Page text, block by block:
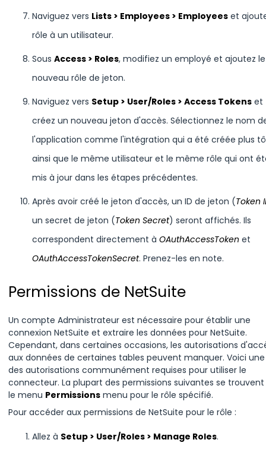
Naviguez vers Lists > Employees > Employees et
rôle à un utilisateur.
Sous Access > Roles, modifiez un employé et ajoutez le
nouveau rôle de jeton.
Naviguez vers Setup > User/Roles > Access Tokens et
créez un nouveau jeton d'accès. Sélectionnez le nom
l'application comme l'intégration qui a été créée plus
ainsi que le même utilisateur et le même rôle qui ont
mis à jour dans les étapes précédentes.
Après avoir créé le jeton d'accès, un ID de jeton (Token
un secret de jeton (Token Secret) seront affichés. Ils
correspondent directement à OAuthAccessToken et
OAuthAccessTokenSecret. Prenez-les en note.
Permissions de NetSuite
Un compte Administrateur est nécessaire pour établir une
connexion NetSuite et extraire les données pour NetSuite.
Cependant, dans certaines occasions, les autorisations
aux données de certaines tables peuvent manquer. Voici
des autorisations communément requises pour utiliser le
connecteur. La plupart des permissions suivantes se trouvent
le menu Permissions menu pour le rôle spécifié.
Pour accéder aux permissions de NetSuite pour le rôle :
Allez à Setup > User/Roles > Manage Roles.